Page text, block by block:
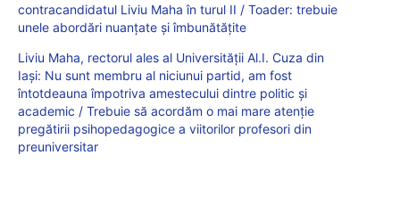
contracandidatul Liviu Maha în turul II / Toader: trebuie
unele abordări nuanțate și îmbunătățite
Liviu Maha, rectorul ales al Universității Al.I. Cuza din
Iași: Nu sunt membru al niciunui partid, am fost
întotdeauna împotriva amestecului dintre politic și
academic / Trebuie să acordăm o mai mare atenție
pregătirii psihopedagogice a viitorilor profesori din
preuniversitar